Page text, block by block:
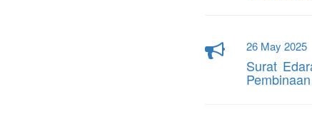
26 May 2025
Surat